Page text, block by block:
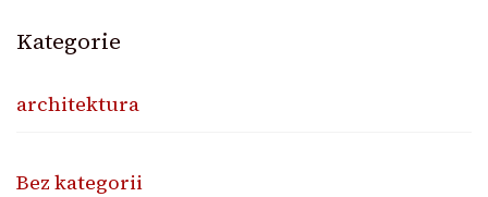
Kategorie
architektura
Bez kategorii